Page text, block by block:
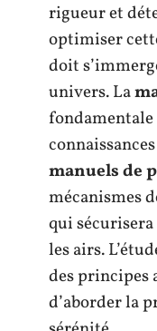
rigueur et
optimiser
doit
univers. La
fondamentale
manuels de
mécanismes
qui
les airs.
des principes
d’aborder la